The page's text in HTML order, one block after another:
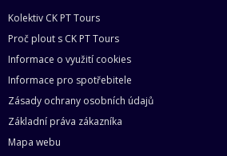
Kolektiv CK PT Tours
Proč plout s CK PT Tours
Informace o využití cookies
Informace pro spotřebitele
Zásady ochrany osobních údajů
Základní práva zákazníka
Mapa webu